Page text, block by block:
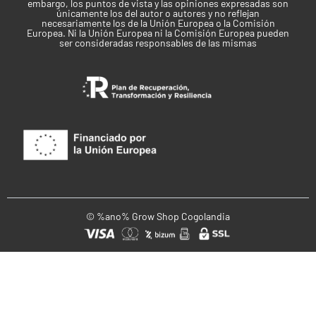
metionina, L-treonina, L-Fenilalanina, L-prolina, L-
serina, L-tryosine, L-triptófano.
Mezclar 2 ml/L en riego de la 1ª a la 6ª semana de
embargo, los puntos de vista y las opiniones expresadas son
únicamente los del autor o autores y no reflejan
necesariamente los de la Unión Europea o la Comisión
Europea. Ni la Unión Europea ni la Comisión Europea pueden
ser consideradas responsables de las mismas
© %ano% Grow Shop Cogolandia